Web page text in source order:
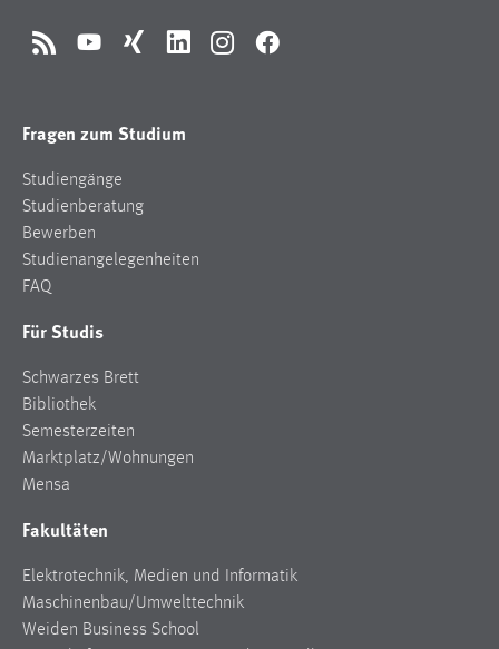
RSS YouTubeXing LinkedInInstagramFacebook
Fragen zum Studium
Studiengänge
Studienberatung
Bewerben
Studienangelegenheiten
FAQ
Für Studis
Schwarzes Brett
Bibliothek
Semesterzeiten
Marktplatz/Wohnungen
Mensa
Fakultäten
Elektrotechnik, Medien und Informatik
Maschinenbau/Umwelttechnik
Weiden Business School